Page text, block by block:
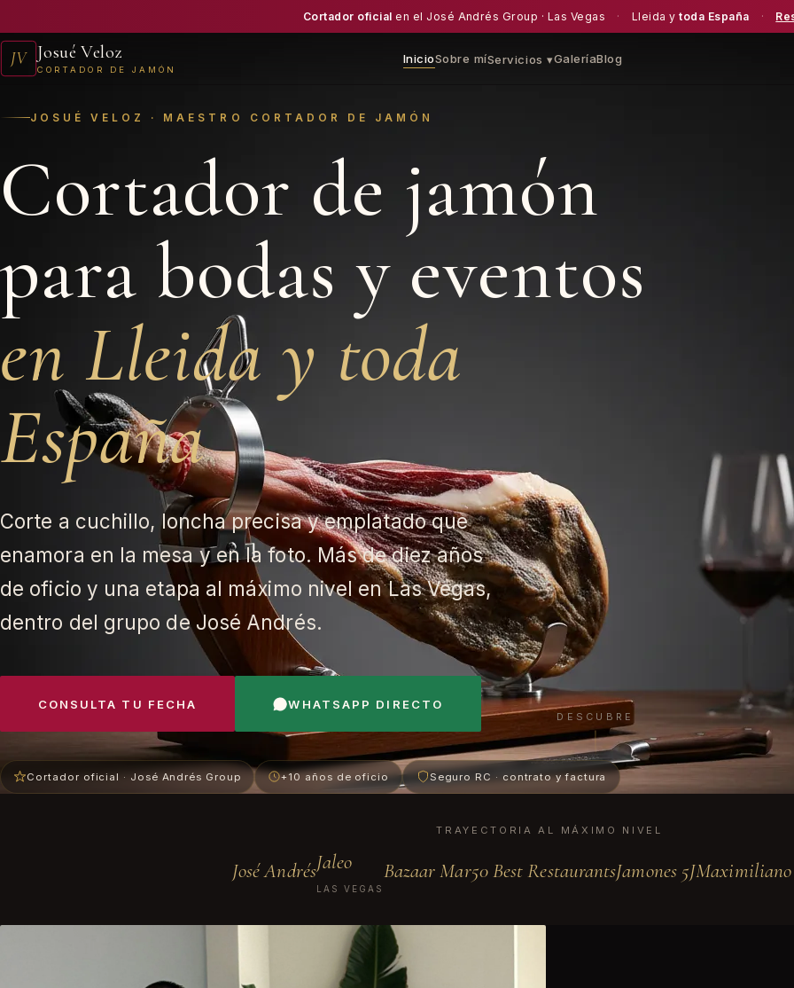
Cortador oficial en el José Andrés Group · Las Vegas · Lleida ytoda España ·
JV Josué Veloz
CORTADOR DE JAMÓN
InicioSobre míServicios ▾GaleríaBlog
JOSUÉ VELOZ · MAESTRO CORTADOR DE JAMÓN
Cortador de jamón
para bodas y eventos
en Lleida y toda
España
Corte a cuchillo, loncha precisa y emplatado que
enamora en la mesa y en la foto. Más de diez años
de oficio y una etapa al máximo nivel en Las Vegas,
dentro del grupo de José Andrés.
CONSULTA TU FECHA WHATSAPP DIRECTO
Cortador oficial · José Andrés Group +10 años de oficio Seguro RC · contrato y factura
DESCUBRE
TRAYECTORIA AL MÁXIMO NIVEL
José AndrésJaleo
LAS VEGAS
Bazaar Mar50 Best RestaurantsJamones 5JMaximiliano